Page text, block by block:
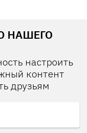
НАШЕГО
настроить
контент
друзьям